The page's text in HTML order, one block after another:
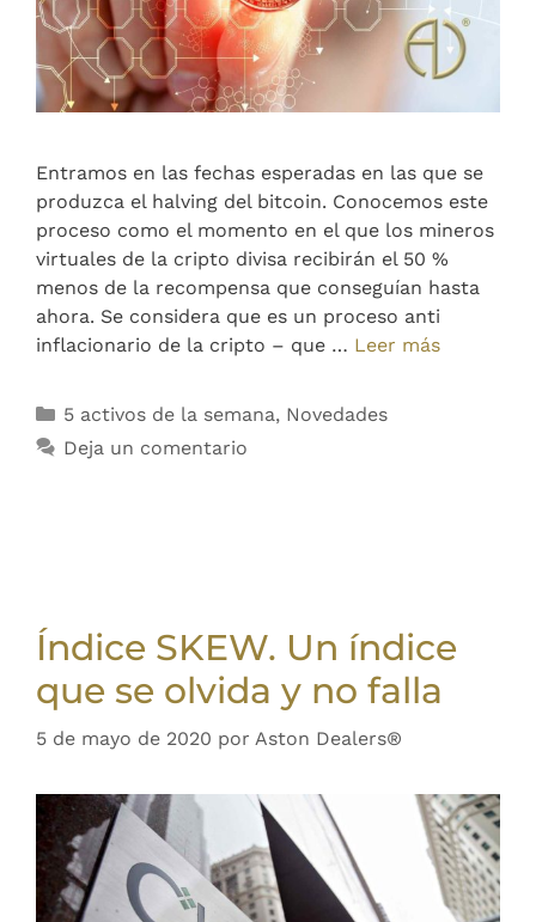
Entramos en las fechas esperadas en las que se
produzca el halving del bitcoin. Conocemos este
proceso como el momento en el que los mineros
virtuales de la cripto divisa recibirán el 50 %
menos de la recompensa que conseguían hasta
ahora. Se considera que es un proceso anti
inflacionario de la cripto – que … Leer más
5 activos de la semana, Novedades
Deja un comentario
Índice SKEW. Un índice
que se olvida y no falla
5 de mayo de 2020 por Aston Dealers®